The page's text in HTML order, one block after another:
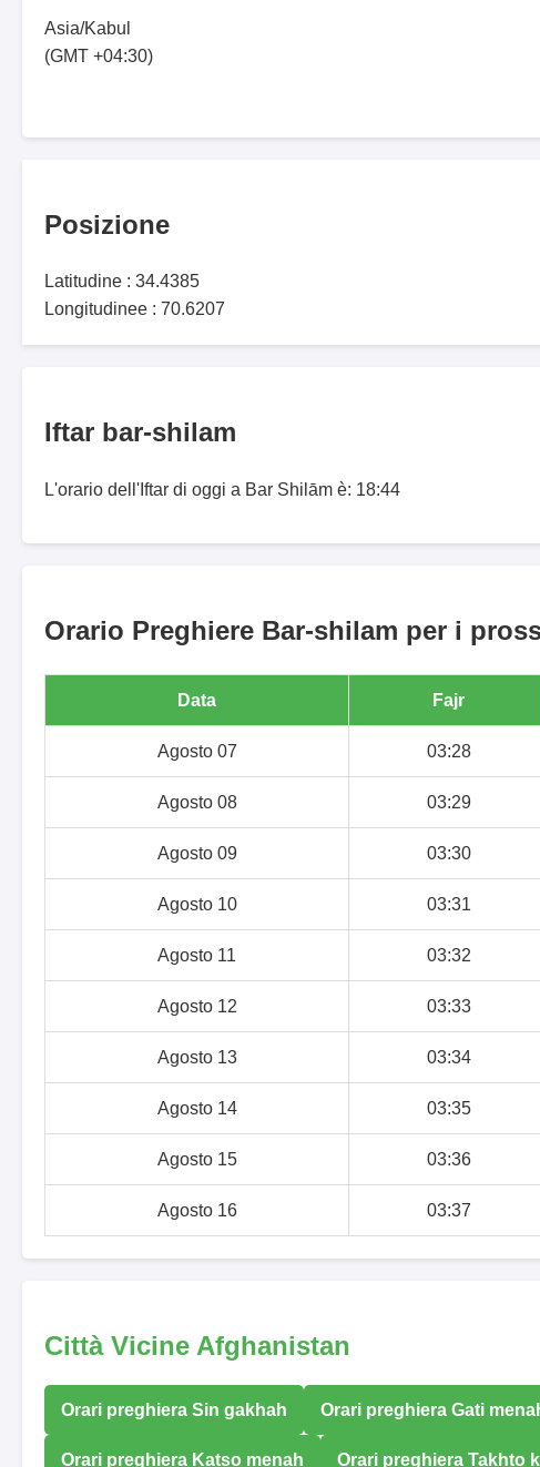
Asia/Kabul
(GMT +04:30)
Posizione
Latitudine : 34.4385
Longitudinee : 70.6207
Iftar bar-shilam
L'orario dell'Iftar di oggi a Bar Shilām è: 18:44
Orario Preghiere Bar-shilam per i
Data Fajr
Agosto 07 03:28
Agosto 08 03:29
Agosto 09 03:30
Agosto 10 03:31
Agosto 11 03:32
Agosto 12 03:33
Agosto 13 03:34
Agosto 14 03:35
Agosto 15 03:36
Agosto 16 03:37
Città Vicine Afghanistan
Orari preghiera Sin gakhah Orari preghiera Gati
Orari preghiera Katso menah Orari preghiera Takhto